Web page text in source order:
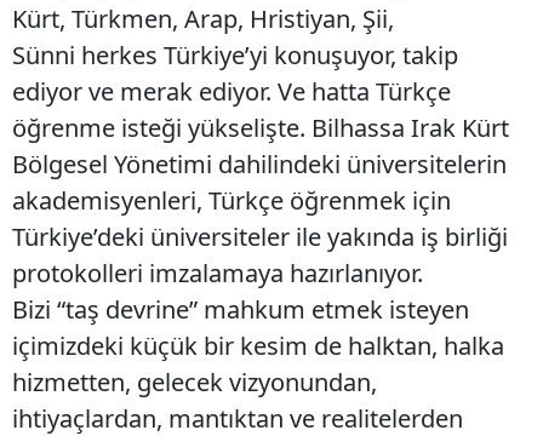
Kürt, Türkmen, Arap, Hristiyan, Şii,
Sünni herkes Türkiye’yi konuşuyor, takip
ediyor ve merak ediyor. Ve hatta Türkçe
öğrenme isteği yükselişte. Bilhassa Irak Kürt
Bölgesel Yönetimi dahilindeki üniversitelerin
akademisyenleri, Türkçe öğrenmek için
Türkiye’deki üniversiteler ile yakında iş birliği
protokolleri imzalamaya hazırlanıyor.
Bizi “taş devrine” mahkum etmek isteyen
içimizdeki küçük bir kesim de halktan, halka
hizmetten, gelecek vizyonundan,
ihtiyaçlardan, mantıktan ve realitelerden